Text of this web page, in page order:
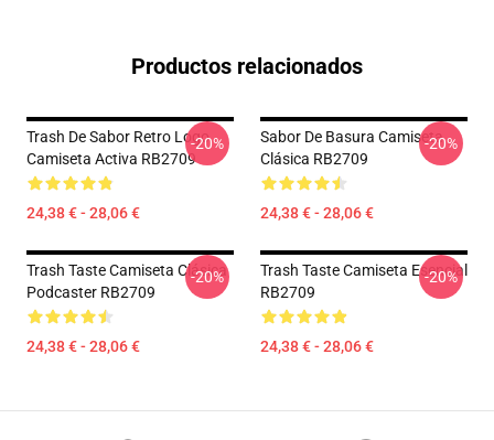
Productos relacionados
Trash De Sabor Retro Logo
Camiseta Activa RB2709
24,38 € - 28,06 €
-20%
Sabor De Basura Camiseta
Clásica RB2709
24,38 € - 28,06 €
-20%
Trash Taste Camiseta Clásica
Podcaster RB2709
24,38 € - 28,06 €
-20%
Trash Taste Camiseta Esencial
RB2709
24,38 € - 28,06 €
-20%